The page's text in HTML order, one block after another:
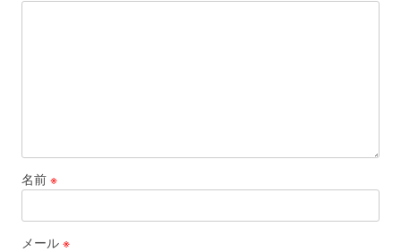
名前 ※
メール ※